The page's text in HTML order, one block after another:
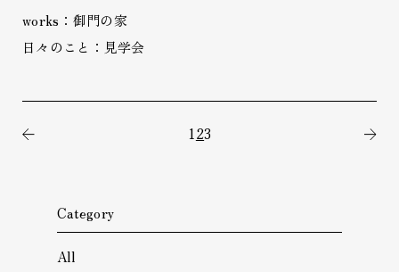
works：御門の家
日々のこと：見学会
123
Category
All